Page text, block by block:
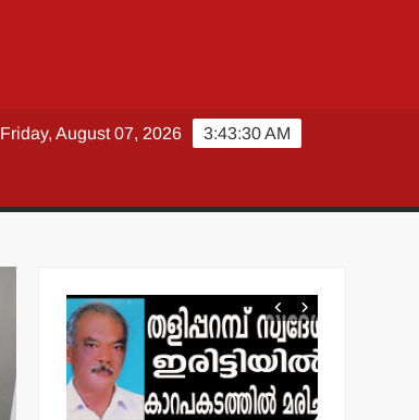
3:43:31 AM
Friday, August 07, 2026